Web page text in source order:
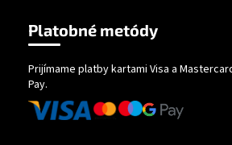
Platobné metódy
Prijímame platby kartami Visa a
Pay.